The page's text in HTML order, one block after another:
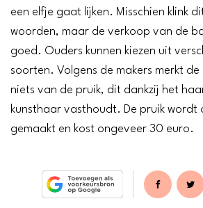
een elfje gaat lijken. Misschien klink
woorden, maar de verkoop van de
goed. Ouders kunnen kiezen uit
soorten. Volgens de makers merkt de
niets van de pruik, dit dankzij het
kunsthaar vasthoudt. De pruik wordt
gemaakt en kost ongeveer 30 euro.